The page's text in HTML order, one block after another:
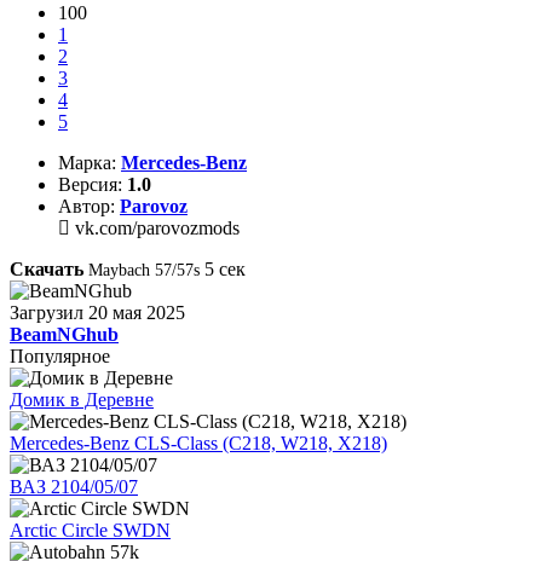
100
1
2
3
4
5
Марка: Mercedes-Benz
Версия: 1.0
Автор: Parovoz
vk.com/parovozmods
Скачать Maybach 57/57s 4 сек
Загрузил 20 мая 2025
BeamNGhub
Популярное
Домик в Деревне
Mercedes-Benz CLS-Class (C218, W218, X218)
ВАЗ 2104/05/07
Arctic Circle SWDN